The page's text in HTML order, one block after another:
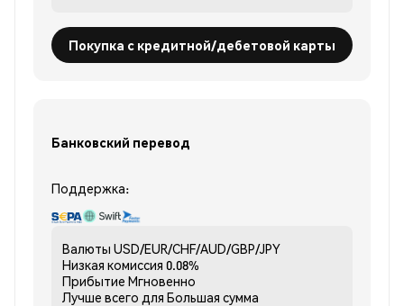
Покупка с кредитной/дебетовой карты
Банковский перевод
Поддержка:
Валюты USD/EUR/CHF/AUD/GBP/JPY
Низкая комиссия 0.08%
Прибытие Мгновенно
Лучше всего для Большая сумма